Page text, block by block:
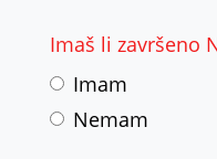
Imaš li završeno
Imam
Nemam